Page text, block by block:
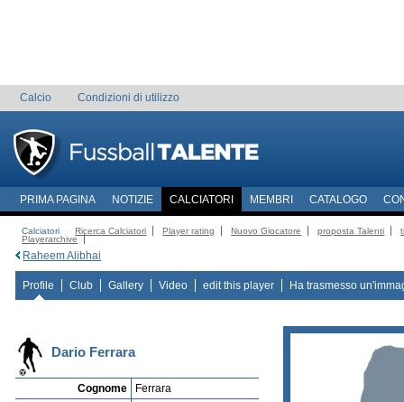
Calcio Condizioni di utilizzo
PRIMA PAGINA NOTIZIE CALCIATORI MEMBRI CATALOGO
Calciatori Ricerca Calciatori Player rating Nuovo Giocatore proposta Talenti
Playerarchive
Raheem Alibhai
Profile Club Gallery Video edit this player Ha trasmesso
Dario Ferrara
Cognome
Ferrara